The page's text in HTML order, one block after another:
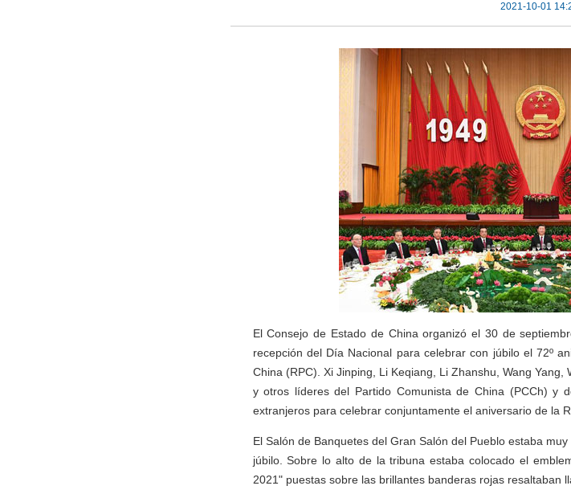
2021-10-01
El Consejo de Estado de China organizó el 30 de
recepción del Día Nacional para celebrar con júbilo el 72º
China (RPC). Xi Jinping, Li Keqiang, Li Zhanshu, Wang
y otros líderes del Partido Comunista de China (PCCh) y
extranjeros para celebrar conjuntamente el aniversario de la
El Salón de Banquetes del Gran Salón del Pueblo estaba
júbilo. Sobre lo alto de la tribuna estaba colocado el
2021" puestas sobre las brillantes banderas rojas resaltaban